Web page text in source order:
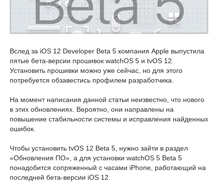
Вслед за iOS 12 Developer Beta 5 компания Apple выпустила
пятые бета-версии прошивок watchOS 5 и tvOS 12.
Установить прошивки можно уже сейчас, но для этого
потребуется обзавестись профилем разработчика.
На момент написания данной статьи неизвестно, что нового
в этих обновлениях. Вероятно, они направлены на
повышение стабильности системы и исправления найденных
ошибок.
Чтобы установить tvOS 12 Beta 5, нужно зайти в раздел
«Обновления ПО», а для установки watchOS 5 Beta 5
понадобится сопряженный с часами iPhone, работающий на
последней бета-версии iOS 12.